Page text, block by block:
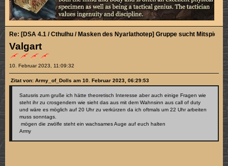
Valgart
10. Februar 2023, 11:09:32
Re: [DSA 4.1 / Cthulhu / Masken des Nyarlathotep] Gruppe sucht
Zitat von: Army_of_Dolls am 10. Februar 2023, 06:29:53
Satusris zum gruße ich hätte theoretisch Interesse aber auch einige Fragen wie
steht ihr zu crosgendern wie sieht das aus mit dem Wahnsinn aus call of duty
und wäre es möglich auf 20 Uhr zu verkürzen da ich oftmals um 22 Uhr arbeiten
muss sonntags.
mögen die zwölfe steht ein wachsames Auge auf euch halten
Army